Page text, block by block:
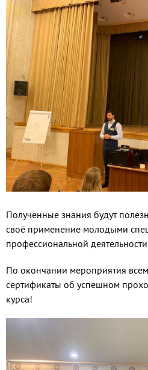
Полученные знания будут
своё применение молодыми
профессиональной
По окончании мероприятия
сертификаты об успешном
курса!